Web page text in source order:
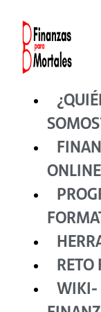
contenido
ONLINE
RETO
WIKI-